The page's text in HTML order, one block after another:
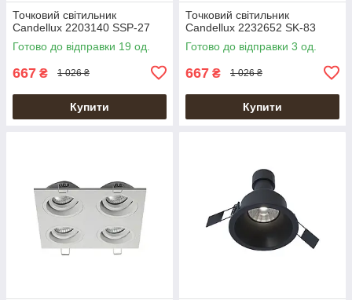
Точковий світильник
Candellux 2203140 SSP-27
Готово до відправки 19 од.
667 ₴ 1 026 ₴
Купити
Точковий світильник
Candellux 2232652 SK-83
Готово до відправки 3 од.
667 ₴ 1 026 ₴
Купити